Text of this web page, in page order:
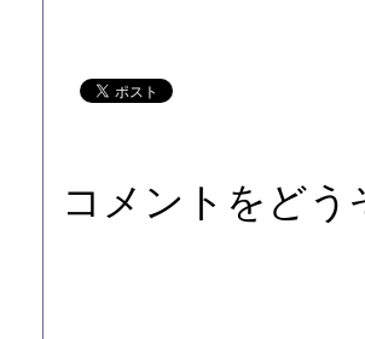
コメントをどう